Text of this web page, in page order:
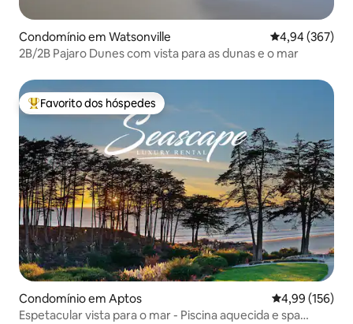
Condomínio em Watsonville Classificação
4,94 (367)
2B/2B Pajaro Dunes com vista para as dunas e o mar
Favoritos dos hóspedes mais apreciados
Favorito dos hóspedes
Condomínio em Aptos Classificação
4,99 (156)
Espetacular vista para o mar - Piscina aquecida e spa